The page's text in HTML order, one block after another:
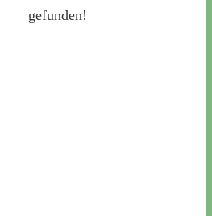
gefunden!